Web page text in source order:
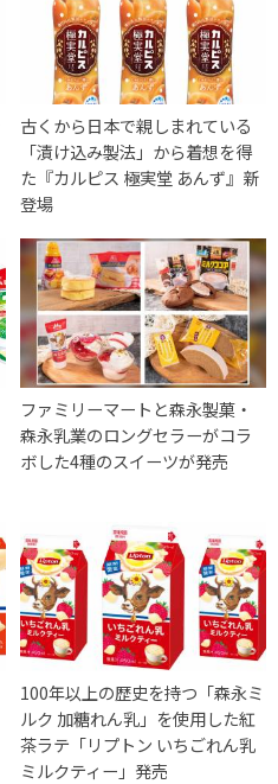
古くから日本で親しまれている
「漬け込み製法」から着想を得
た『カルピス 極実堂 あんず』新
登場
ファミリーマートと森永製菓・
森永乳業のロングセラーがコラ
ボした4種のスイーツが発売
100年以上の歴史を持つ「森永ミ
ルク 加糖れん乳」を使用した紅
茶ラテ「リプトン いちごれん乳
ミルクティー」発売